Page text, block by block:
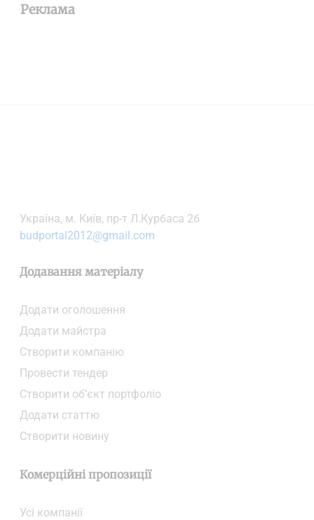
Реклама
Українa, м. Київ, пр-т Л.Курбаса 2б
budportal2012@gmail.com
Додавання матеріалу
Додати oголошення
Додати майстра
Створити компанiю
Провести тендер
Створити об’єкт портфоліо
Додати статтю
Створити новину
Комерційні пропозиції
Усі компанії